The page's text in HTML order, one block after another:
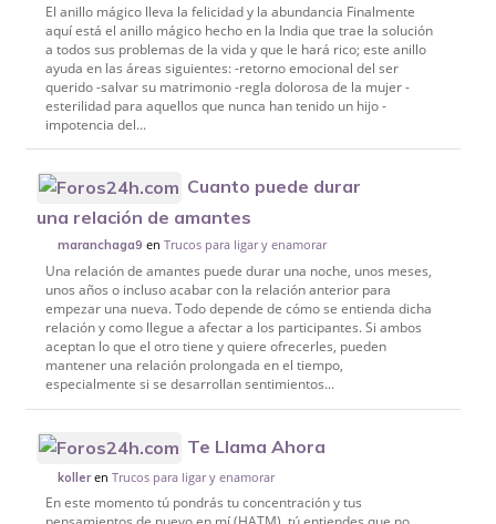
El anillo mágico lleva la felicidad y la abundancia Finalmente
aquí está el anillo mágico hecho en la India que trae la solución
a todos sus problemas de la vida y que le hará rico; este anillo
ayuda en las áreas siguientes: -retorno emocional del ser
querido -salvar su matrimonio -regla dolorosa de la mujer -
esterilidad para aquellos que nunca han tenido un hijo -
impotencia del...
Cuanto puede durar
una relación de amantes
maranchaga9 enTrucos para ligar y enamorar
Una relación de amantes puede durar una noche, unos meses,
unos años o incluso acabar con la relación anterior para
empezar una nueva. Todo depende de cómo se entienda dicha
relación y como llegue a afectar a los participantes. Si ambos
aceptan lo que el otro tiene y quiere ofrecerles, pueden
mantener una relación prolongada en el tiempo,
especialmente si se desarrollan sentimientos...
Te Llama Ahora
kollerenTrucos para ligar y enamorar
En este momento tú pondrás tu concentración y tus